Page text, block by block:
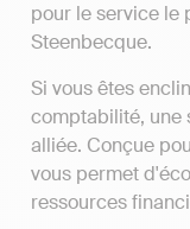
pour le service le
Steenbecque.
Si vous êtes
comptabilité, une
alliée. Conçue
vous permet
ressources